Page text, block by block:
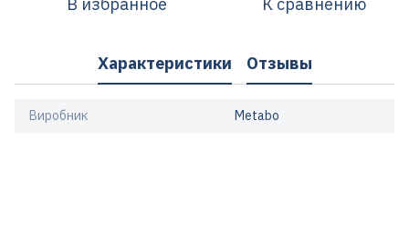
Характеристики Отзывы
Виробник Metabo